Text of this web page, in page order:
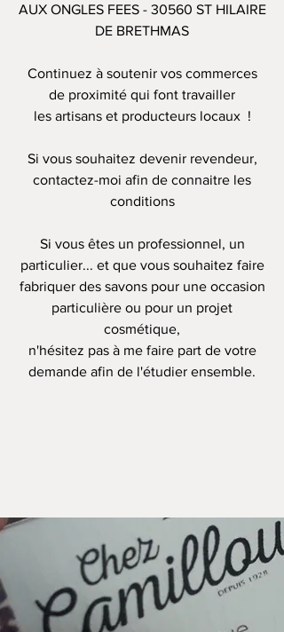
AUX ONGLES FEES - 30560 ST HILAIRE
DE BRETHMAS
Continuez à soutenir vos commerces
de proximité qui font travailler
les artisans et producteurs locaux !
Si vous souhaitez devenir revendeur,
contactez-moi afin de connaitre les
conditions
Si vous êtes un professionnel, un
particulier... et que vous souhaitez faire
fabriquer des savons pour une occasion
particulière ou pour un projet
cosmétique,
n'hésitez pas à me faire part de votre
demande afin de l'étudier ensemble.